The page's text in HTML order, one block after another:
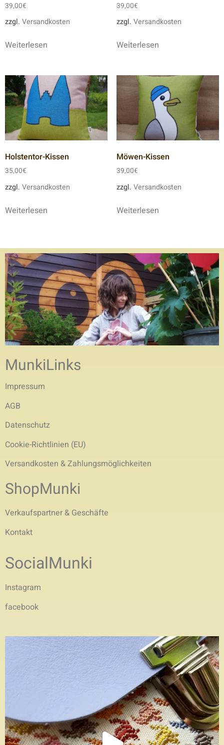
39,00€
zzgl. Versandkosten
Weiterlesen
39,00€
zzgl. Versandkosten
Weiterlesen
Holstentor-Kissen
35,00€
zzgl. Versandkosten
Weiterlesen
Möwen-Kissen
39,00€
zzgl. Versandkosten
Weiterlesen
MunkiLinks
Impressum
AGB
Datenschutz
Cookie-Richtlinien (EU)
Versandkosten & Zahlungsmöglichkeiten
ShopMunki
Verkaufspartner & Geschäfte
Kontakt
SocialMunki
Instagram
facebook